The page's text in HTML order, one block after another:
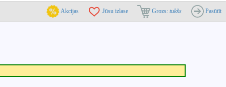
Akcijas Jūsu izlase Grozs: tukšs Pasūtīt